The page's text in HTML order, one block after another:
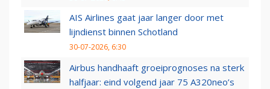
AIS Airlines gaat jaar langer door met
lijndienst binnen Schotland
30-07-2026, 6:30
Airbus handhaaft groeiprognoses na sterk
halfjaar: eind volgend jaar 75 A320neo’s